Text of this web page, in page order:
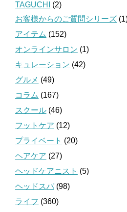
TAGUCHI
(2)
お客様からのご質問シリーズ
アイテム (152)
オンラインサロン (1)
キュレーション (42)
グルメ (49)
コラム (167)
スクール (46)
フットケア (12)
プライベート (20)
ヘアケア (27)
ヘッドケアニスト (5)
ヘッドスパ (98)
ライフ (360)